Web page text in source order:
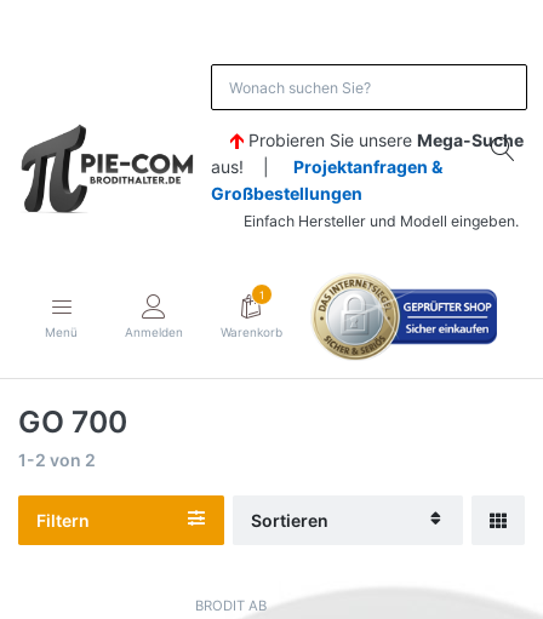
Probieren Sie unsere Mega-Suche
aus! | Projektanfragen &
Großbestellungen
Einfach Hersteller und Modell eingeben.
Menü Anmelden
1
Warenkorb
GO 700
1-2 von 2
Filtern Sortieren
BRODIT AB